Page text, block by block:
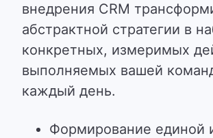
внедрения CRM
абстрактной стратегии в
конкретных, измеримых
выполняемых вашей
каждый день.
Формирование единой